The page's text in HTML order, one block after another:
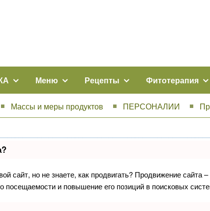
Меню Рецепты Фитотерапия
Массы и меры продуктов ПЕРСОНАЛИИ
сайт, но не знаете, как продвигать? Продвижение сайта
посещаемости и повышение его позиций в поисковых